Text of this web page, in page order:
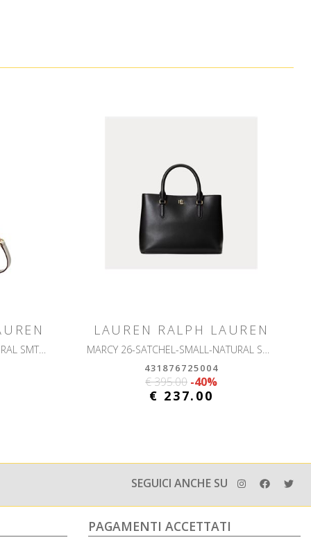
CRS-CROSSBODY-SMALL-NATURAL SMTH LEATHR
LAUREN RALPH LAUREN
MARCY 26-SATCHEL-SMALL-NATURAL SMTH LEATHR
431876725004
€ 395.00 -40%
€ 237.00
SEGUICI ANCHE SU
PAGAMENTI ACCETTATI